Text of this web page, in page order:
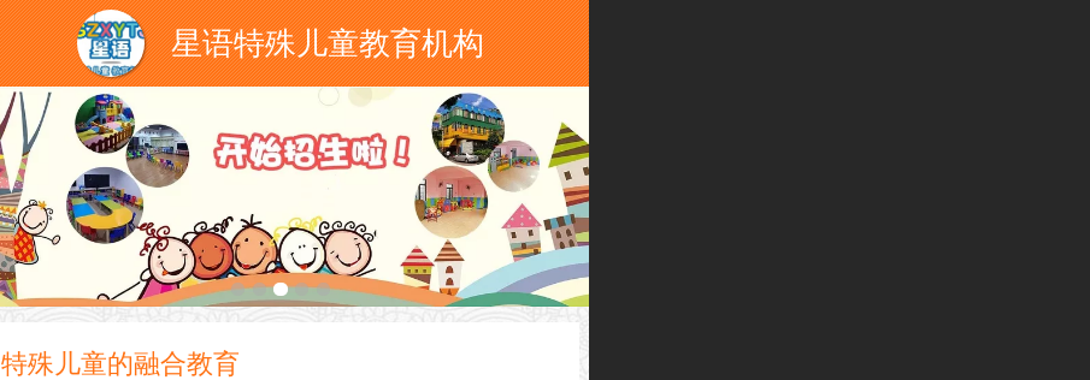
星语特殊儿童教育机构
特殊儿童的融合教育